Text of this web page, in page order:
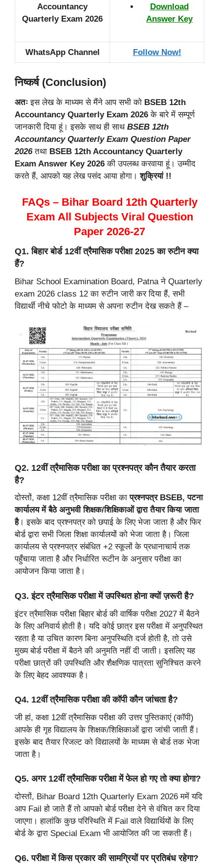
Accountancy
Quarterly Exam 2026
Download
Answer Key
WhatsApp Channel Follow Now!
निष्कर्ष (Conclusion)
अतः इस लेख के माध्यम से मैंने आप सभी को BSEB 12th
Accountancy Quarterly Exam 2026 के बारे में सम्पूर्ण
जानकारी दिया हूं। इसके साथ ही साथ BSEB 12th
Accountancy Quarterly Exam Question Paper
2026तथा BSEB 12th Accountancy Quarterly
Exam Answer Key 2026 की उपलब्ध करवाया हूं। उम्मीद
करते हैं, आपको यह लेख पसंद आया होगा।शुक्रियां !!
FAQs – Bihar Board 12th Quarterly
Exam All Subjects Viral Question
Paper 2026-27
Q1. बिहार बोर्ड 12वीं त्रैमासिक परीक्षा 2025 का रुटीन क्या
हैं?
Bihar School Examination Board, Patna ने Quarterly
exam 2026 class 12 का रुटीन जारी कर दिया हैं, सभी
विद्यार्थी नीचे फोटो के माध्यम से अपना रुटीन देख सकते हैं –
Q2. 12वीं त्रैमासिक परीक्षा का प्रश्नपत्र कौन तैयार करता
है?
दोस्तों, कक्षा 12वीं त्रैमासिक परीक्षा काप्रश्नपत्र BSEB, पटना
कार्यालय में बैठे अनुभवी शिक्षक/शिक्षिकाओं द्वारा तैयार किया जाता
है। इसके बाद प्रश्नपत्र को छपाई के लिए भेजा जाता है और फिर
बोर्ड द्वारा सभी जिला शिक्षा कार्यालयों को भेजा जाता है। जिला
कार्यालय से प्रश्नपत्र संबंधित +2 स्कूलों के प्रधानाचार्य तक
पहुँचाया जाता है और निर्धारित रूटीन के अनुसार परीक्षा का
आयोजन किया जाता है।
Q3. इंटर त्रैमासिक परीक्षा में उपस्थित होना क्यों ज़रूरी है?
इंटर त्रैमासिक परीक्षा बिहार बोर्ड की वार्षिक परीक्षा 2027 में बैठने
के लिए अनिवार्य होती है। यदि कोई छात्र इस परीक्षा में अनुपस्थित
रहता है या उचित कारण बिना अनुपस्थिति दर्ज होती है, तो उसे
मुख्य बोर्ड परीक्षा में बैठने की अनुमति नहीं दी जाती। इसलिए यह
परीक्षा छात्रों की उपस्थिति और शैक्षणिक पात्रता सुनिश्चित करने
के लिए बेहद आवश्यक है।
Q4. 12वीं त्रैमासिक परीक्षा की कॉपी कौन जांचता है?
जी हां, कक्षा 12वीं त्रैमासिक परीक्षा की उत्तर पुस्तिकाएं (कॉपी)
आपके ही गृह विद्यालय के शिक्षक/शिक्षिकाओं द्वारा जांची जाती हैं।
इसके बाद तैयार रिजल्ट को विद्यालयों के माध्यम से बोर्ड तक भेजा
जाता है।
Q5. अगर 12वीं त्रैमासिक परीक्षा में फेल हो गए तो क्या होगा?
दोस्तों, Bihar Board 12th Quarterly Exam 2026 ममें यदि
आप Fail हो जाते हैं तो आपको बोर्ड परीक्षा देने से वंचित कर दिया
जाएगा। हालांकि कुछ परिस्थिति में Fail वाले विद्यार्थियों के लिए
बोर्ड के द्वारा Special Exam भी आयोजित की जा सकती हैं।
Q6. परीक्षा में किस प्रकार की सामग्रियों पर प्रतिबंध रहेगा?